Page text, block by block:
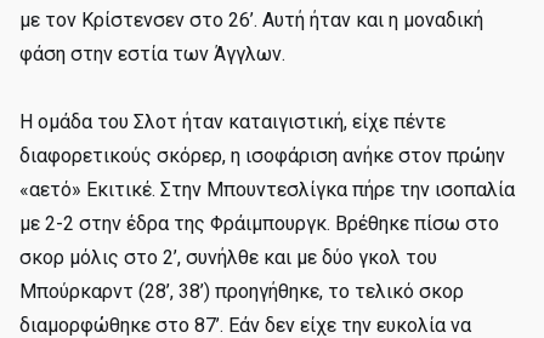
με τον Κρίστενσεν στο 26’. Αυτή ήταν και η μοναδική
φάση στην εστία των Άγγλων.
Η ομάδα του Σλοτ ήταν καταιγιστική, είχε πέντε
διαφορετικούς σκόρερ, η ισοφάριση ανήκε στον πρώην
«αετό» Εκιτικέ. Στην Μπουντεσλίγκα πήρε την ισοπαλία
με 2-2 στην έδρα της Φράιμπουργκ. Βρέθηκε πίσω στο
σκορ μόλις στο 2’, συνήλθε και με δύο γκολ του
Μπούρκαρντ (28’, 38’) προηγήθηκε, το τελικό σκορ
διαμορφώθηκε στο 87’. Εάν δεν είχε την ευκολία να